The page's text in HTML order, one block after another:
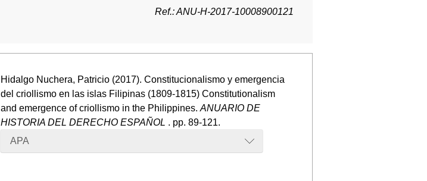
Ref.: ANU-H-2017-10008900121
Hidalgo Nuchera, Patricio (2017). Constitucionalismo y emergencia
del criollismo en las islas Filipinas (1809-1815) Constitutionalism
and emergence of criollismo in the Philippines.ANUARIO DE
HISTORIA DEL DERECHO ESPAÑOL . pp. 89-121.
APA